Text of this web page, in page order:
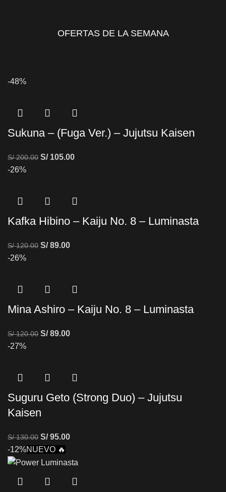
OFERTAS DE LA SEMANA
-48%
Sukuna – (Fuga Ver.) – Jujutsu Kaisen
S/200.00 S/105.00
-26%
Kafka Hibino – Kaiju No. 8 – Luminasta
S/120.00 S/89.00
-26%
Mina Ashiro – Kaiju No. 8 – Luminasta
S/120.00 S/89.00
-27%
Suguru Geto (Strong Duo) – Jujutsu
Kaisen
S/130.00 S/95.00
-12%NUEVO 🔥